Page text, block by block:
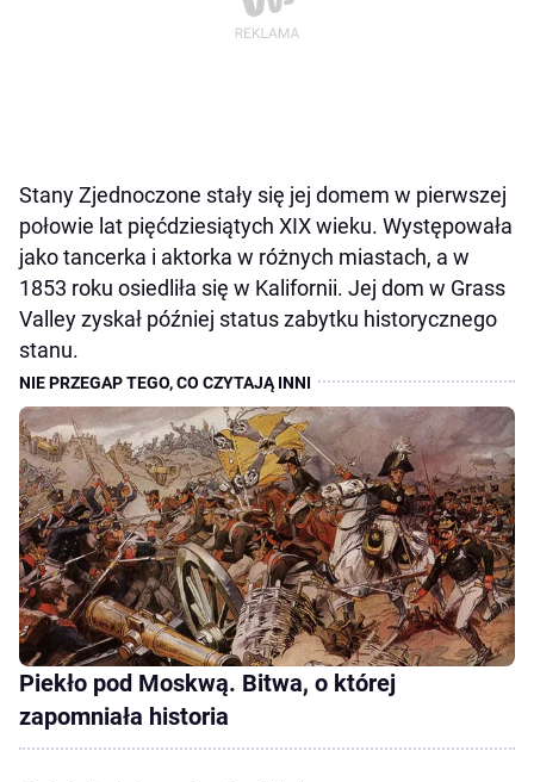
Stany Zjednoczone stały się jej domem w pierwszej
połowie lat pięćdziesiątych XIX wieku. Występowała
jako tancerka i aktorka w różnych miastach, a w
1853 roku osiedliła się w Kalifornii. Jej dom w Grass
Valley zyskał później status zabytku historycznego
stanu.
Piekło pod Moskwą. Bitwa, o której
zapomniała historia